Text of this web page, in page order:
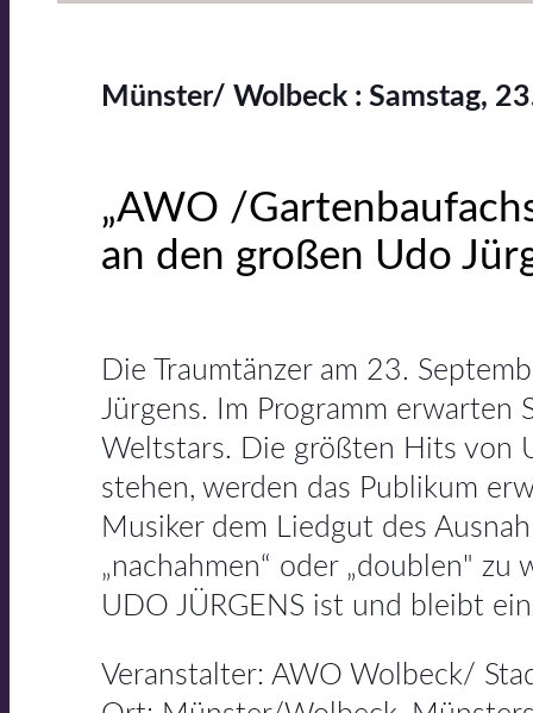
Münster/ Wolbeck : Samstag,
„AWO /
an den großen Udo
Die Traumtänzer am 23.
Jürgens. Im Programm
Weltstars. Die größten Hits von
stehen, werden das Publikum
Musiker dem Liedgut des
„nachahmen“ oder „doublen"
UDO JÜRGENS ist und bleibt
Veranstalter: AWO Wolbeck/